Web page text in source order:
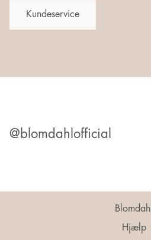
Kundeservice
@blomdahlofficial
Blomdahl
Hjælp